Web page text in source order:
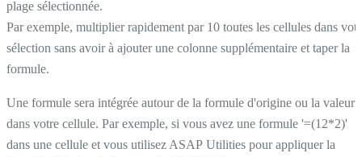
plage sélectionnée.
Par exemple, multiplier rapidement par 10 toutes les cellules dans
sélection sans avoir à ajouter une colonne supplémentaire et taper la
formule.
Une formule sera intégrée autour de la formule d'origine ou la valeur
dans votre cellule. Par exemple, si vous avez une formule '=(12*2)'
dans une cellule et vous utilisez ASAP Utilities pour appliquer la